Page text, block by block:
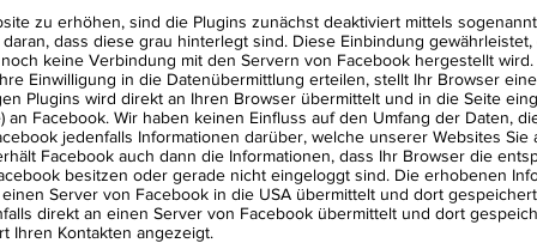
zu erhöhen, sind die Plugins zunächst deaktiviert mittels
dass diese grau hinterlegt sind. Diese Einbindung
keine Verbindung mit den Servern von Facebook hergestellt
Einwilligung in die Datenübermittlung erteilen, stellt Ihr Browser
Plugins wird direkt an Ihren Browser übermittelt und in die Seite
Facebook. Wir haben keinen Einfluss auf den Umfang der Daten,
jedenfalls Informationen darüber, welche unserer Websites Sie
Facebook auch dann die Informationen, dass Ihr Browser die
besitzen oder gerade nicht eingeloggt sind. Die erhobenen
Server von Facebook in die USA übermittelt und dort
direkt an einen Server von Facebook übermittelt und dort
Ihren Kontakten angezeigt.